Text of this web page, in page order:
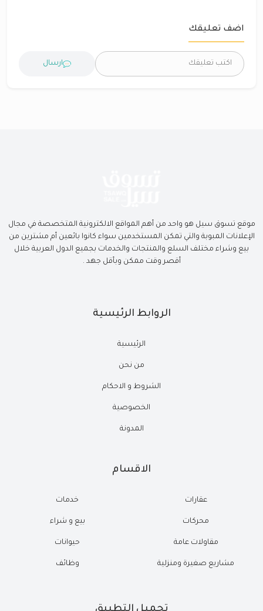
اضف تعليقك
ارسال
موقع تسوق سيل هو واحد من أهم المواقع الالكترونية المتخصصة في مجال
الإعلانات المبوبة والتي تمكن المستخدمين سواء كانوا بائعين أم مشترين من
بيع وشراء مختلف السلع والمنتجات والخدمات بجميع الدول العربية خلال
أقصر وقت ممكن وبأقل جهد .
الروابط الرئيسية
الرئيسية
من نحن
الشروط و الاحكام
الخصوصية
المدونة
الاقسام
عقارات
محركات
مقاولات عامة
مشاريع صغيرة ومنزلية
خدمات
بيع و شراء
حيوانات
وظائف